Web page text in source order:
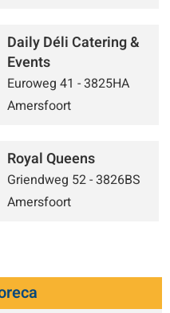
Daily Déli Catering &
Events
Euroweg 41 - 3825HA
Amersfoort
Royal Queens
Griendweg 52 - 3826BS
Amersfoort